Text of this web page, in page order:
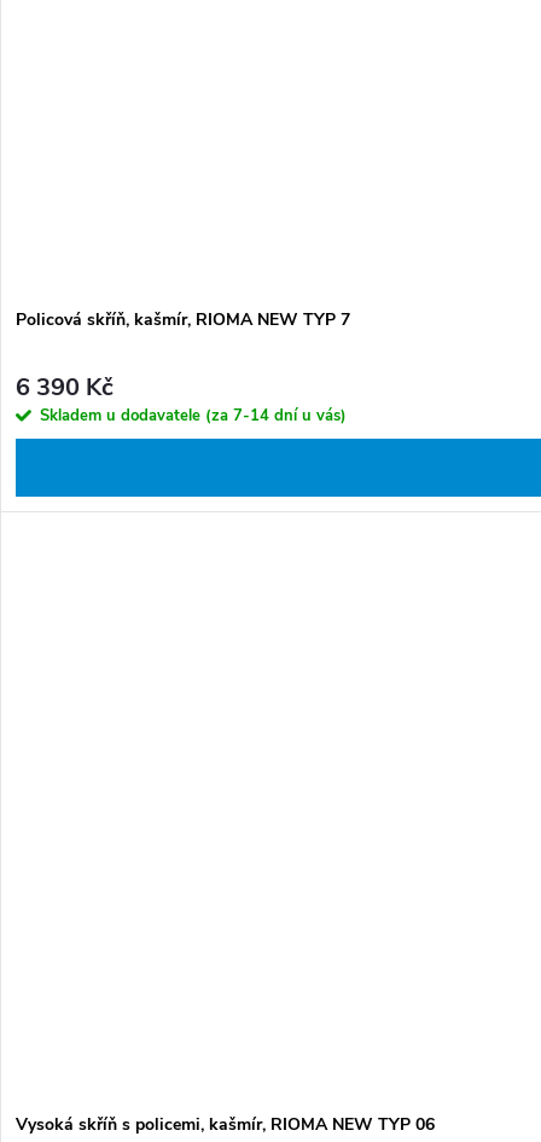
Policová skříň, kašmír, RIOMA NEW TYP 7
6 390 Kč
Skladem u dodavatele (za 7-14 dní u vás)
Vysoká skříň s policemi, kašmír, RIOMA NEW TYP 06